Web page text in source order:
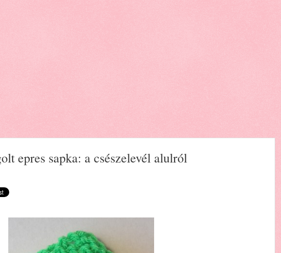
epres sapka: a csészelevél alulról